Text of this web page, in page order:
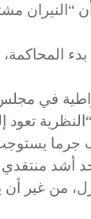
في
تعود
جرما
أشد
من غير